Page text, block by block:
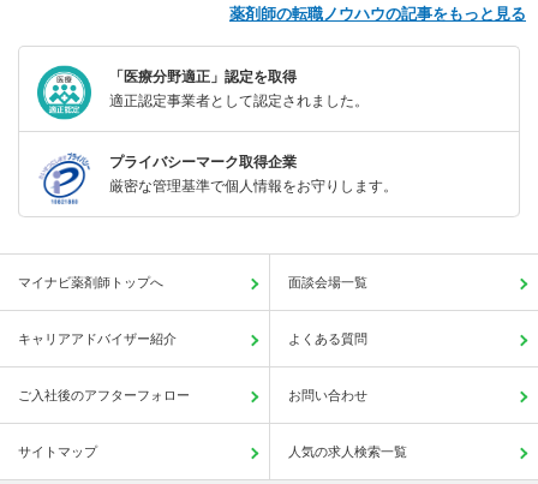
薬剤師の転職ノウハウの記事をもっと見る
「医療分野適正」認定を取得
適正認定事業者として認定されました。
プライバシーマーク取得企業
厳密な管理基準で個人情報をお守りします。
マイナビ薬剤師トップへ 面談会場一覧
キャリアアドバイザー紹介 よくある質問
ご入社後のアフターフォロー お問い合わせ
サイトマップ 人気の求人検索一覧